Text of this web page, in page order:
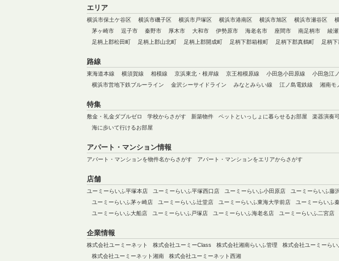
エリア
横浜市保土ケ谷区 横浜市磯子区 横浜市戸塚区 横浜市港南区 横浜市旭区 横浜市瀬谷区
茅ヶ崎市
逗子市 秦野市 厚木市 大和市 伊勢原市 海老名市 座間市 南足柄市 綾
足柄上郡松田町
足柄上郡山北町 足柄上郡開成町 足柄下郡箱根町 足柄下郡真鶴町 足柄
路線
東海道本線 横須賀線 相模線 京浜東北・根岸線 京王相模原線 小田急小田原線 小田急江
横浜市営地下鉄ブルーライン
金沢シーサイドライン みなとみらい線 江ノ島電鉄線 湘南モ
特集
敷金・礼金ダブルゼロ 学校からさがす 新築物件 ペットといっしょに暮らせるお部屋 楽器演奏
海に歩いて行けるお部屋
アパート・マンション情報
アパート・マンションを物件名からさがす アパート・マンションをエリアからさがす
店舗
ユーミーらいふ平塚本店 ユーミーらいふ平塚西口店 ユーミーらいふ小田原店 ユーミーらいふ藤
ユーミーらいふ茅ヶ崎店
ユーミーらいふ辻堂店 ユーミーらいふ東海大学前店 ユーミーらいふ
ユーミーらいふ大船店
ユーミーらいふ戸塚店 ユーミーらいふ海老名店 ユーミーらいふ二宮店
企業情報
株式会社ユーミーネット 株式会社ユーミーClass 株式会社湘南らいふ管理 株式会社ユーミーら
株式会社ユーミーネット湘南
株式会社ユーミーネット西湘